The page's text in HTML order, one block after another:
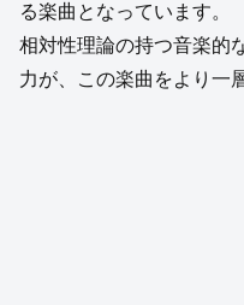
る楽曲となっています。
相対性理論の持つ音楽的
力が、この楽曲をより一